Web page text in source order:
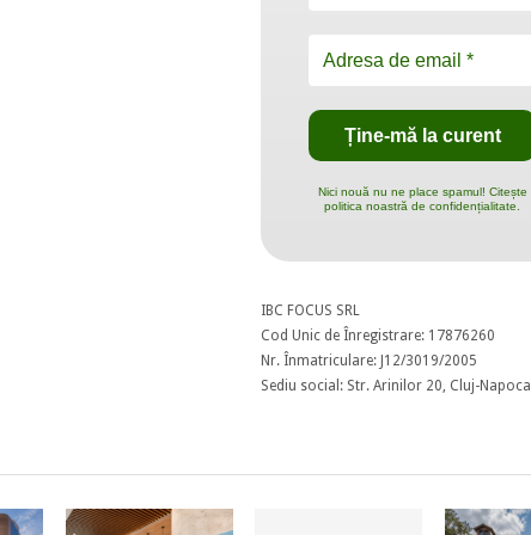
Nici nouă nu ne place spamul! Citește
politica noastră de confidențialitate.
IBC FOCUS SRL
Cod Unic de Înregistrare: 17876260
Nr. Înmatriculare: J12/3019/2005
Sediu social: Str. Arinilor 20, Cluj-Napoca